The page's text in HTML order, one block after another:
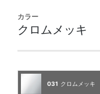
カラー
クロムメッキ
031 クロムメッキ